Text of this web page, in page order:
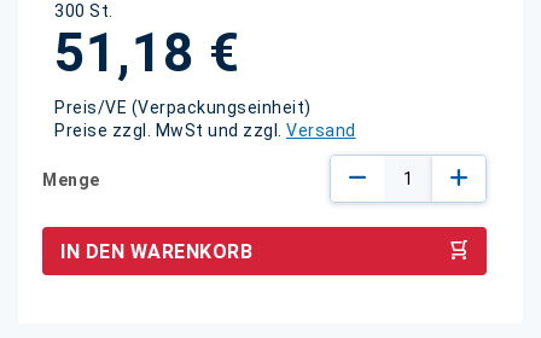
300 St.
51,18 €
Preis/VE (Verpackungseinheit)
Preise zzgl. MwSt und zzgl. Versand
Menge
IN DEN WARENKORB